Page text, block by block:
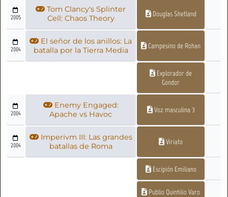
2005
Tom Clancy's Splinter
Cell: Chaos Theory
Douglas Shetland
2004
El señor de los anillos: La
batalla por la Tierra Media
Campesino de Rohan
Explorador de
Gondor
2004
Enemy Engaged:
Apache vs Havoc
Voz masculina 3
2004
Imperivm III: Las grandes
batallas de Roma
Viriato
Escipión Emiliano
Publio Quintilio Varo